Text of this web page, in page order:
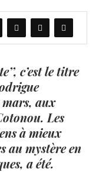
c’est le titre
aux
Les
à mieux
au mystère en
a été.